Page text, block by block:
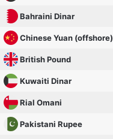
Bahraini Dinar
Chinese Yuan (offshore)
British Pound
Kuwaiti Dinar
Rial Omani
Pakistani Rupee